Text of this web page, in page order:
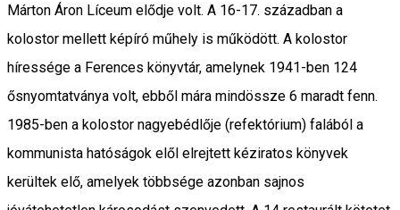
Márton Áron Líceum elődje volt. A 16-17. században a
kolostor mellett képíró műhely is működött. A kolostor
híressége a Ferences könyvtár, amelynek 1941-ben 124
ősnyomtatványa volt, ebből mára mindössze 6 maradt fenn.
1985-ben a kolostor nagyebédlője (refektórium) falából a
kommunista hatóságok elől elrejtett kéziratos könyvek
kerültek elő, amelyek többsége azonban sajnos